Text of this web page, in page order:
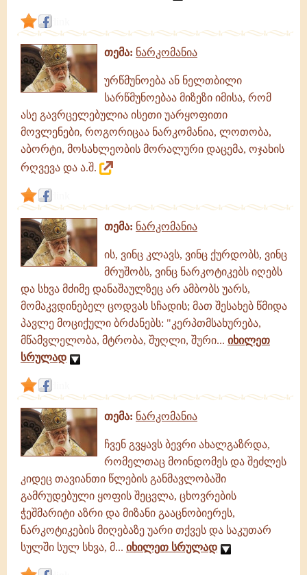
თემა: ნარკომანია
ურწმუნოება ან ნელთბილი
სარწმუნოებაა მიზეზი იმისა, რომ
ასე გავრცელებულია ისეთი უარყოფითი
მოვლენები, როგორიცაა ნარკომანია, ლოთობა,
აბორტი, მოსახლეობის მორალური დაცემა, ოჯახის
რღვევა და ა.შ.
თემა: ნარკომანია
ის, ვინც კლავს, ვინც ქურდობს, ვინც
მრუშობს, ვინც ნარკოტიკებს იღებს
და სხვა მძიმე დანაშაულზეც არ ამბობს უარს,
მომაკვდინებელ ცოდვას სჩადის; მათ შესახებ წმიდა
პავლე მოციქული ბრძანებს: "კერპთმსახურება,
მწამვლელობა, მტრობა, შუღლი, შური... იხილეთ
სრულად
თემა: ნარკომანია
ჩვენ გვყავს ბევრი ახალგაზრდა,
რომელთაც მოინდომეს და შეძლეს
კიდეც თავიანთი წლების განმავლობაში
გამრუდებული ყოფის შეცვლა, ცხოვრების
ჭეშმარიტი აზრი და მიზანი გააცნობიერეს,
ნარკოტიკების მიღებაზე უარი თქვეს და საკუთარ
სულში სულ სხვა, მ... იხილეთ სრულად